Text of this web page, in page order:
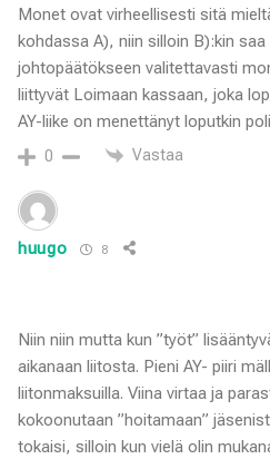
Monet ovat virheellisesti sitä
kohdassa A), niin silloin B):kin saa
johtopäätökseen valitettavasti
liittyvät Loimaan kassaan, joka
AY-liike on menettänyt loputkin
0 Vastaa
huugo 8
Niin niin mutta kun ”työt”
aikanaan liitosta. Pieni AY- piiri
liitonmaksuilla. Viina virtaa ja
kokoonutaan ”hoitamaan”
tokaisi, silloin kun vielä olin